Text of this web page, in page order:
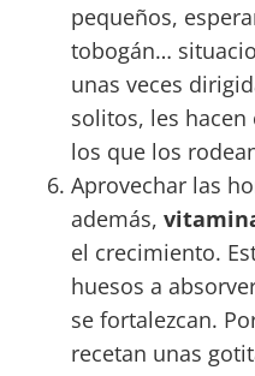
pequeños,
tobogán…
unas veces
solitos, les
los que los
Aprovechar las
además,
el crecimiento.
huesos a
se fortalezcan.
recetan unas